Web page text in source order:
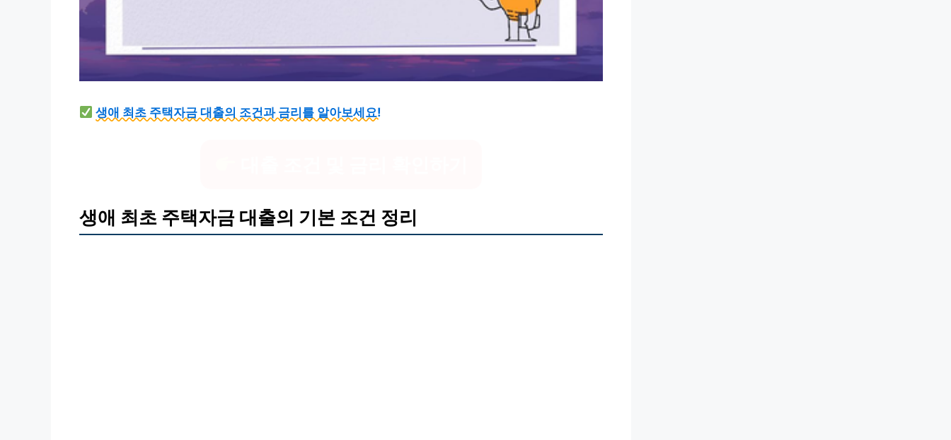
생애 최초 주택자금 대출의 조건과 금리를 알아보세요!
생애 최초 주택자금 대출의 기본 조건 정리